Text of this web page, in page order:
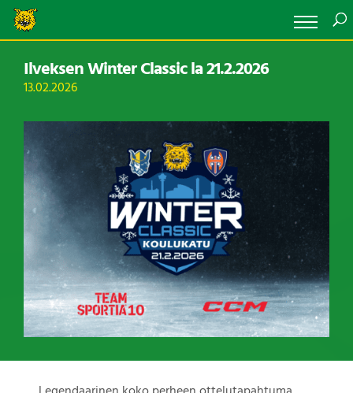
Ilveksen Winter Classic la 21.2.2026
13.02.2026